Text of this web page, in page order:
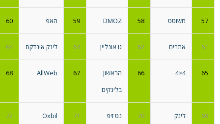
57 משוטט 58
DMOZ
59 האפ 60
61 אתרים 62 גו אונליין 63 לינק אינדקס 64
65
4×4
66
הראשון
בלינקים
67
AllWeb
68
69
לינק
70 נט זיפ 71
Oxbil
72